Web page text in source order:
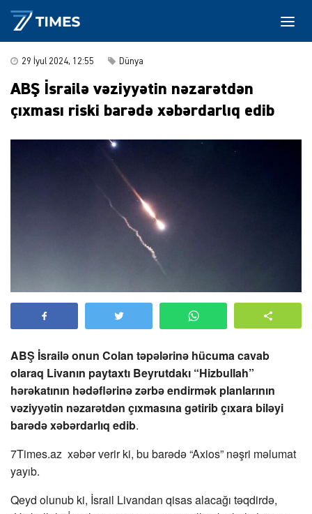
29 İyul 2024, 12:55 Dünya
ABŞ İsrailə vəziyyətin nəzarətdən
çıxması riski barədə xəbərdarlıq edib
ABŞ İsrailə onun Colan təpələrinə hücuma cavab
olaraq Livanın paytaxtı Beyrutdakı “Hizbullah”
hərəkatının hədəflərinə zərbə endirmək planlarının
vəziyyətin nəzarətdən çıxmasına gətirib çıxara biləyi
barədə xəbərdarlıq edib.
7Times.az xəbər verir ki, bu barədə “Axios” nəşri məlumat
yayıb.
Qeyd olunub ki, İsrail Livandan qisas alacağı təqdirdə,